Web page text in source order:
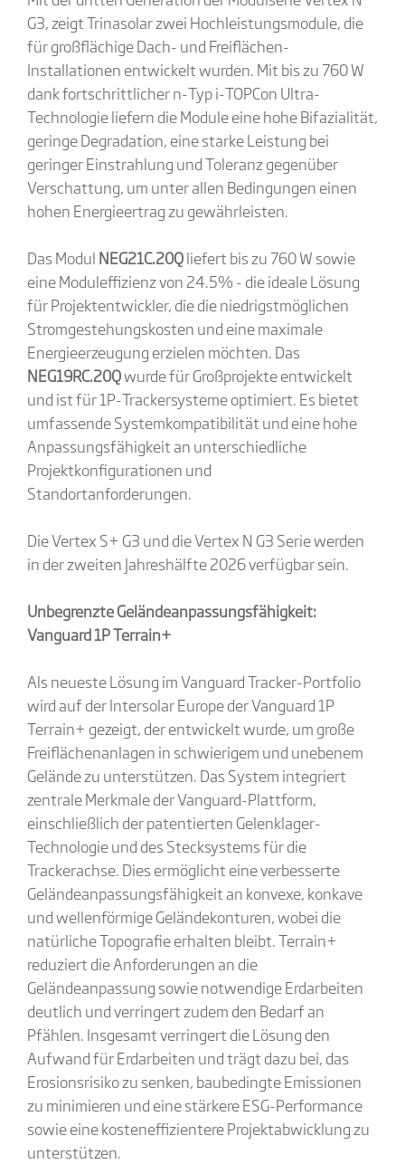
G3, zeigt Trinasolar zwei Hochleistungsmodule, die
für großflächige Dach- und Freiflächen-
Installationen entwickelt wurden. Mit bis zu 760 W
dank fortschrittlicher n-Typ i-TOPCon Ultra-
Technologie liefern die Module eine hohe Bifazialität,
geringe Degradation, eine starke Leistung bei
geringer Einstrahlung und Toleranz gegenüber
Verschattung, um unter allen Bedingungen einen
hohen Energieertrag zu gewährleisten.
Das Modul NEG21C.20Qliefert bis zu 760 W sowie
eine Moduleffizienz von 24.5% - die ideale Lösung
für Projektentwickler, die die niedrigstmöglichen
Stromgestehungskosten und eine maximale
Energieerzeugung erzielen möchten. Das
NEG19RC.20Qwurde für Großprojekte entwickelt
und ist für 1P-Trackersysteme optimiert. Es bietet
umfassende Systemkompatibilität und eine hohe
Anpassungsfähigkeit an unterschiedliche
Projektkonfigurationen und
Standortanforderungen.
Die Vertex S+ G3 und die Vertex N G3 Serie werden
in der zweiten Jahreshälfte 2026 verfügbar sein.
Unbegrenzte Geländeanpassungsfähigkeit:
Vanguard 1P Terrain+
Als neueste Lösung im Vanguard Tracker-Portfolio
wird auf der Intersolar Europe der Vanguard 1P
Terrain+ gezeigt, der entwickelt wurde, um große
Freiflächenanlagen in schwierigem und unebenem
Gelände zu unterstützen. Das System integriert
zentrale Merkmale der Vanguard-Plattform,
einschließlich der patentierten Gelenklager-
Technologie und des Stecksystems für die
Trackerachse. Dies ermöglicht eine verbesserte
Geländeanpassungsfähigkeit an konvexe, konkave
und wellenförmige Geländekonturen, wobei die
natürliche Topografie erhalten bleibt. Terrain+
reduziert die Anforderungen an die
Geländeanpassung sowie notwendige Erdarbeiten
deutlich und verringert zudem den Bedarf an
Pfählen. Insgesamt verringert die Lösung den
Aufwand für Erdarbeiten und trägt dazu bei, das
Erosionsrisiko zu senken, baubedingte Emissionen
zu minimieren und eine stärkere ESG-Performance
sowie eine kosteneffizientere Projektabwicklung zu
unterstützen.